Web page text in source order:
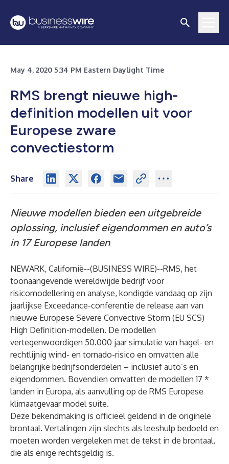
May 4, 2020 5:34 PM Eastern Daylight Time
RMS brengt nieuwe high-
definition modellen uit voor
Europese zware
convectiestorm
Share
Nieuwe modellen bieden een uitgebreide
oplossing, inclusief eigendommen en auto’s
in 17 Europese landen
NEWARK, Californië--(BUSINESS WIRE)--RMS, het
toonaangevende wereldwijde bedrijf voor
risicomodellering en analyse, kondigde vandaag op zijn
jaarlijkse Exceedance-conferentie de release aan van
nieuwe Europese Severe Convective Storm (EU SCS)
High Definition-modellen. De modellen
vertegenwoordigen 50.000 jaar simulatie van hagel- en
rechtlijnig wind- en tornado-risico en omvatten alle
belangrijke bedrijfsonderdelen – inclusief auto’s en
eigendommen. Bovendien omvatten de modellen 17 *
landen in Europa, als aanvulling op de RMS Europese
klimaatgevaar model suite.
Deze bekendmaking is officieel geldend in de originele
brontaal. Vertalingen zijn slechts als leeshulp bedoeld en
moeten worden vergeleken met de tekst in de brontaal,
die als enige rechtsgeldig is.